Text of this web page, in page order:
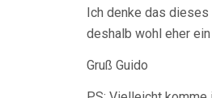
Ich denke das
deshalb wohl eher
Gruß Guido